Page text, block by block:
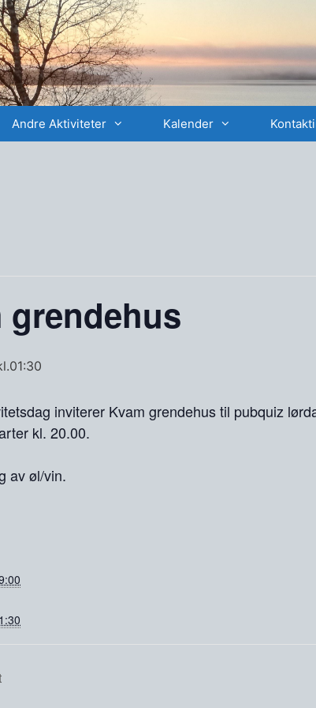
Andre Aktiviteter Kalender
grendehus
inviterer Kvam grendehus til pubquiz
kl. 20.00.
av øl/vin.